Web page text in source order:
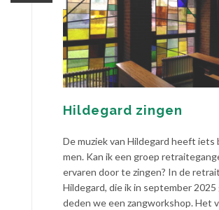
Hildegard zingen
De muziek van Hildegard heeft iets
men. Kan ik een groep
ervaren door te zingen? In de
Hildegard, die ik in september 2025
deden we een zangworkshop. Het